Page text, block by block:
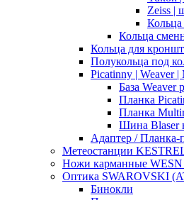
Zeiss |
Кольца
Кольца для
Полукольца под
Picatinny | Weaver
База Weaver
Планка
Планка
Шина Blaser
Адаптер / Планка-
Метеостанции
Ножи карманные WESN
Оптика SWAROVSKI
Бинокли